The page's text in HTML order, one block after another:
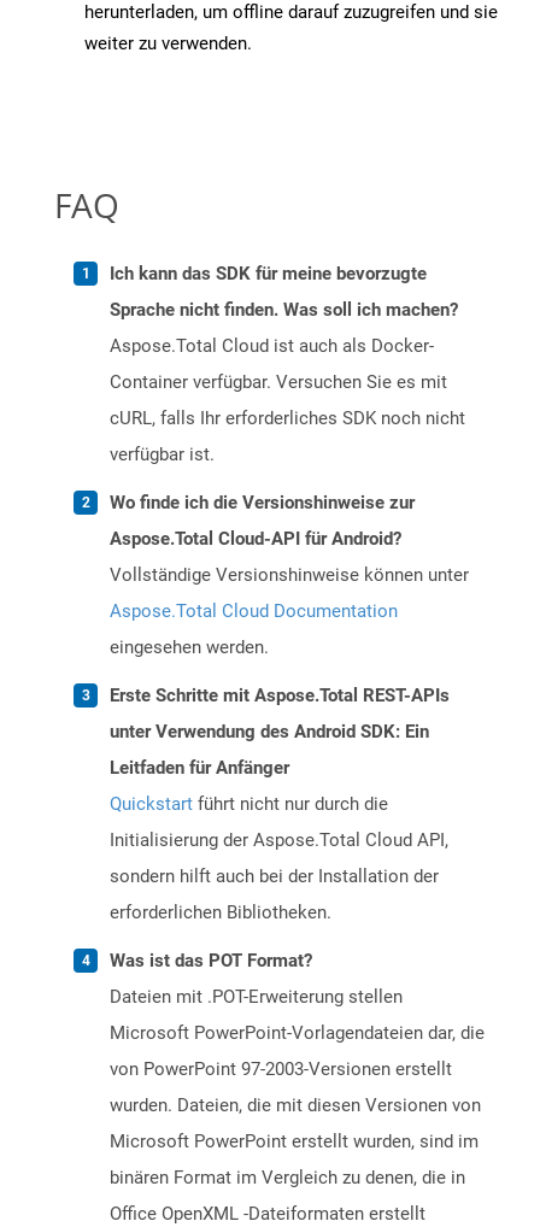
herunterladen, um offline darauf zuzugreifen und sie
weiter zu verwenden.
FAQ
Ich kann das SDK für meine bevorzugte
Sprache nicht finden. Was soll ich machen?
Aspose.Total Cloud ist auch als Docker-
Container verfügbar. Versuchen Sie es mit
cURL, falls Ihr erforderliches SDK noch nicht
verfügbar ist.
Wo finde ich die Versionshinweise zur
Aspose.Total Cloud-API für Android?
Vollständige Versionshinweise können unter
Aspose.Total Cloud Documentation
eingesehen werden.
Erste Schritte mit Aspose.Total REST-APIs
unter Verwendung des Android SDK: Ein
Leitfaden für Anfänger
Quickstart führt nicht nur durch die
Initialisierung der Aspose.Total Cloud API,
sondern hilft auch bei der Installation der
erforderlichen Bibliotheken.
Was ist das POT Format?
Dateien mit .POT-Erweiterung stellen
Microsoft PowerPoint-Vorlagendateien dar, die
von PowerPoint 97-2003-Versionen erstellt
wurden. Dateien, die mit diesen Versionen von
Microsoft PowerPoint erstellt wurden, sind im
binären Format im Vergleich zu denen, die in
Office OpenXML -Dateiformaten erstellt